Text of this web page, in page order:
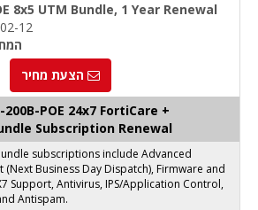
8x5 UTM Bundle, 1 Year Renewal
12
הצעת מחיר
POE 24x7 FortiCare +
Subscription Renewal
subscriptions include Advanced
Business Day Dispatch), Firmware and
Support, Antivirus, IPS/Application Control,
Antispam.